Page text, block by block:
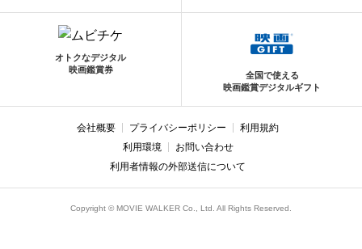
オトクなデジタル
映画鑑賞券
全国で使える
映画鑑賞デジタルギフト
会社概要 プライバシーポリシー
利用規約
利用環境
お問い合わせ
利用者情報の外部送信について
Copyright © MOVIE WALKER Co., Ltd. All Rights Reserved.